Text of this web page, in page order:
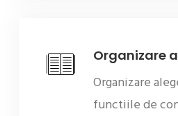
Organizare
Organizare
functiile de